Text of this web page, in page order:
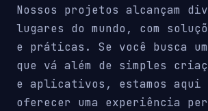
Nossos projetos alcançam
lugares do mundo, com
e práticas. Se você busca
que vá além de simples
e aplicativos, estamos aqui
oferecer uma experiência